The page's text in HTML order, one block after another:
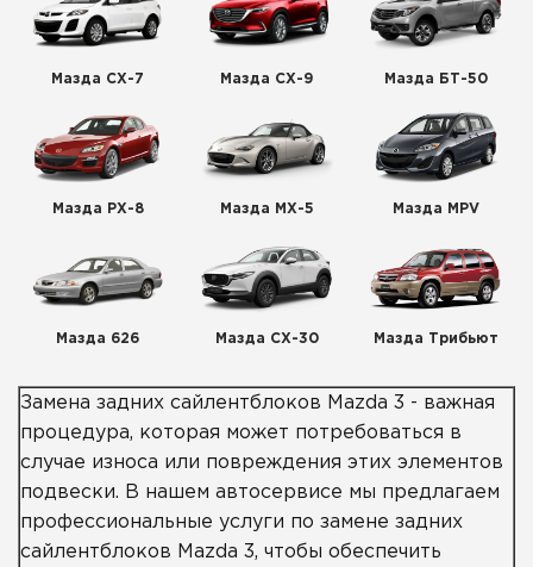
Мазда СХ-7 Мазда СХ-9 Мазда БТ-50
Мазда РХ-8 Мазда МХ-5 Мазда MPV
Мазда 626 Мазда СХ-30 Мазда Трибьют
Замена задних сайлентблоков Mazda 3 - важная
процедура, которая может потребоваться в
случае износа или повреждения этих элементов
подвески. В нашем автосервисе мы предлагаем
профессиональные услуги по замене задних
сайлентблоков Mazda 3, чтобы обеспечить